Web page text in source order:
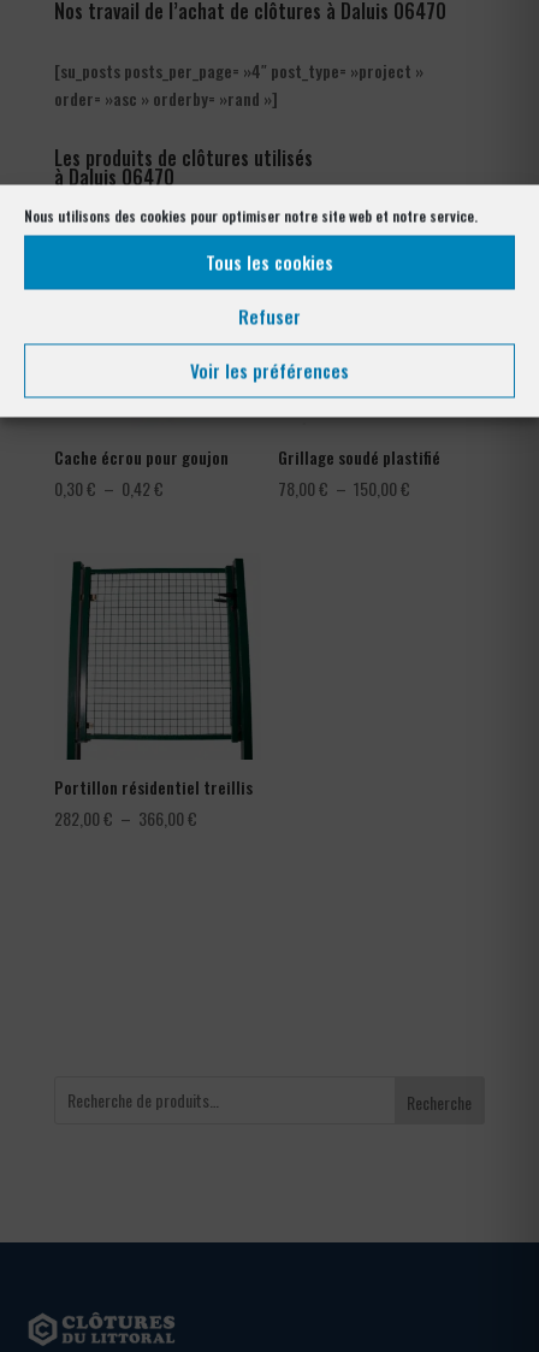
Nous utilisons des cookies pour optimiser notre site web et notre service.
Tous les cookies
Refuser
Voir les préférences
Nos travail de l’achat de clôtures à Daluis 06470
[su_posts posts_per_page= »4″ post_type= »project »
order= »asc » orderby= »rand »]
Les produits de clôtures utilisés
à Daluis 06470
Cache écrou pour goujon
0,30€ – 0,42€Plage
0,30 €
à
Grillage soudé plastifié
78,00€ – 150,00€
Portillon résidentiel treillis
282,00€ – 366,00€Plage
Recherche